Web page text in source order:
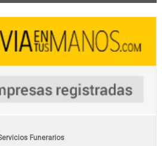
Funerarios